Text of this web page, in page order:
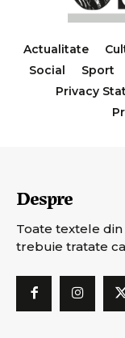
Actualitate
Social
Sport
Privacy
Despre
Toate textele
trebuie tratate